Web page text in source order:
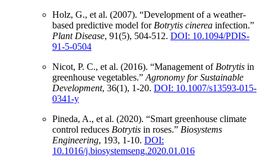
Holz, G., et al. (2007). “Development of a weather-
based predictive model for Botrytis cinerea infection.”
Plant Disease, 91(5), 504-512. DOI: 10.1094/PDIS-
91-5-0504
Nicot, P. C., et al. (2016). “Management of Botrytis in
greenhouse vegetables.” Agronomy for Sustainable
Development, 36(1), 1-20. DOI: 10.1007/s13593-015-
0341-y
Pineda, A., et al. (2020). “Smart greenhouse climate
control reduces Botrytis in roses.” Biosystems
Engineering, 193, 1-10. DOI:
10.1016/j.biosystemseng.2020.01.016